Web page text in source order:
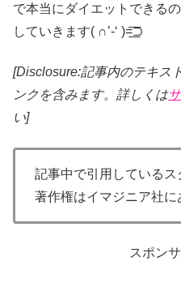
で本当にダイエットできる
していきます( ∩’-‘ )=͟͟͞͞⊃
[Disclosure:記事内のテキス
ンクを含みます。詳しくは
い]
記事中で引用している
著作権はイマジニア社に
スポン